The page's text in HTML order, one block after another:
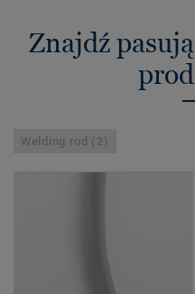
Znajdź
Welding rod (2)